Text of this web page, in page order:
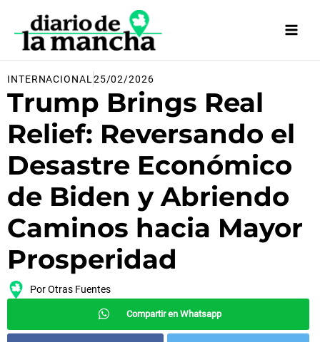
contenido
INTERNACIONAL 25/02/2026
Trump Brings Real
Relief: Reversando el
Desastre Económico
de Biden y Abriendo
Caminos hacia Mayor
Prosperidad
PorOtras Fuentes
Compartir en Whatsapp